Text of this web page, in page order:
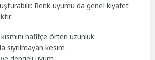
Renk uyumu da genel kıyafet
hafifçe örten uzunluk
sıyrılmayan kesim